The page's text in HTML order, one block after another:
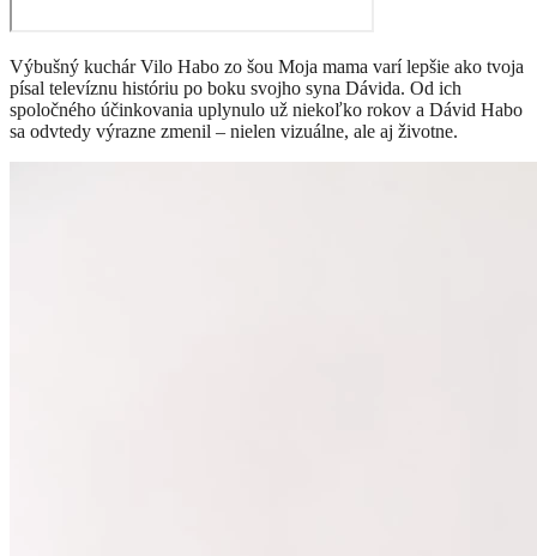
Výbušný kuchár Vilo Habo zo šou Moja mama varí lepšie ako tvoja
písal televíznu históriu po boku svojho syna Dávida. Od ich
spoločného účinkovania uplynulo už niekoľko rokov a Dávid Habo
sa odvtedy výrazne zmenil – nielen vizuálne, ale aj životne.